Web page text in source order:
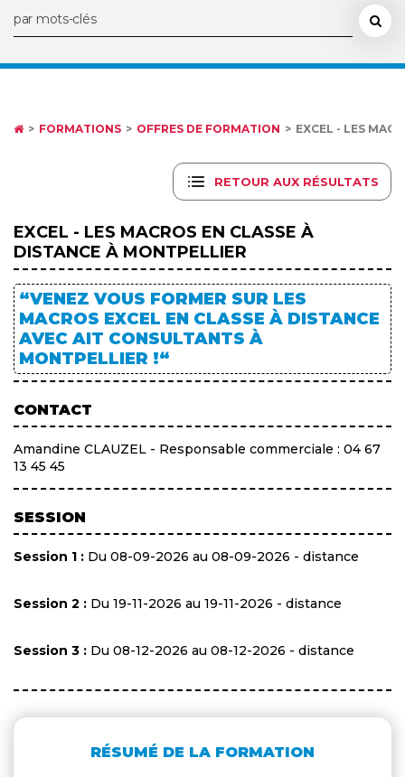
FORMATIONS OFFRES DE FORMATION EXCEL - LES
RETOUR AUX RÉSULTATS
EXCEL - LES MACROS EN CLASSE À
DISTANCE À MONTPELLIER
“VENEZ VOUS FORMER SUR LES
MACROS EXCEL EN CLASSE À DISTANCE
AVEC AIT CONSULTANTS À
MONTPELLIER !“
CONTACT
Amandine CLAUZEL - Responsable commerciale : 04 67
13 45 45
SESSION
Session 1 : Du 08-09-2026 au 08-09-2026 - distance
Session 2 : Du 19-11-2026 au 19-11-2026 - distance
Session 3 : Du 08-12-2026 au 08-12-2026 - distance
RÉSUMÉ DE LA FORMATION